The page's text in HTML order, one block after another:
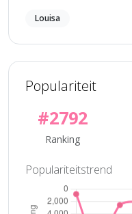
Louisa
Populariteit
#2792
Ranking
Populariteitstrend